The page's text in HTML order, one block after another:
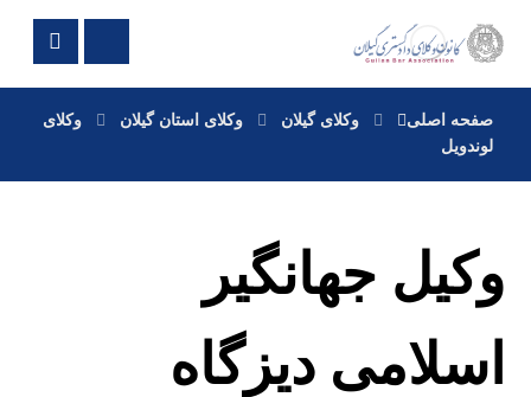
صفحه اصلی وکلای گیلان وکلای استان گیلان
وکلای
لوندویل
وکیل جهانگیر
اسلامی دیزگاه